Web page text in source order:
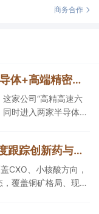
商务合作
【风口研报·公司】覆盖光通信+半导体+高端精密电子领域，这家公司“高精高速六轴机器人”通过MPO光纤跳线设备通过验证，同时进入两家半导体公司并获小批量复购；另有一家公司电力设备及解决方案的全球供应商
家公司“高精高速六
时进入两家半导体公
【金牌纪要库阶段回顾】7-8月深度跟踪创新药与有色/铜方向，持续把握产业变化脉络+前瞻价值
CXO、小核酸方向，